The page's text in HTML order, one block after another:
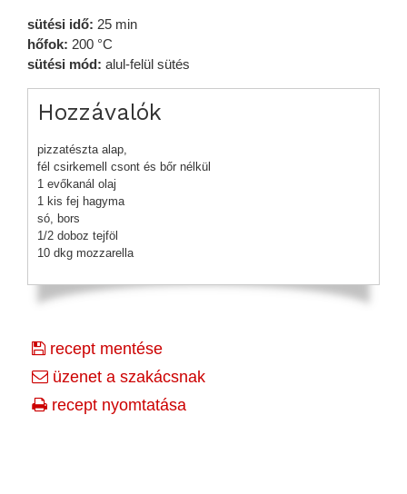
sütési idő: 25 min
hőfok: 200 °C
sütési mód: alul-felül sütés
Hozzávalók
pizzatészta alap,
fél csirkemell csont és bőr nélkül
1 evőkanál olaj
1 kis fej hagyma
só, bors
1/2 doboz tejföl
10 dkg mozzarella
recept mentése
üzenet a szakácsnak
recept nyomtatása